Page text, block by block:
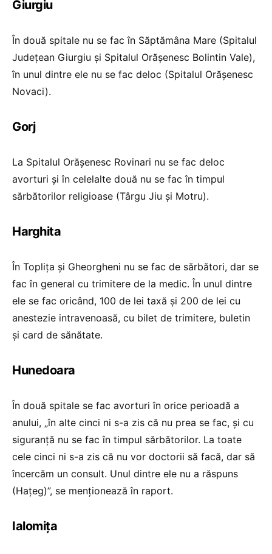
Giurgiu
În două spitale nu se fac în Săptămâna Mare (Spitalul
Județean Giurgiu și Spitalul Orășenesc Bolintin Vale),
în unul dintre ele nu se fac deloc (Spitalul Orășenesc
Novaci).
Gorj
La Spitalul Orășenesc Rovinari nu se fac deloc
avorturi și în celelalte două nu se fac în timpul
sărbătorilor religioase (Târgu Jiu și Motru).
Harghita
În Toplița și Gheorgheni nu se fac de sărbători, dar se
fac în general cu trimitere de la medic. În unul dintre
ele se fac oricând, 100 de lei taxă și 200 de lei cu
anestezie intravenoasă, cu bilet de trimitere, buletin
și card de sănătate.
Hunedoara
În două spitale se fac avorturi în orice perioadă a
anului, „în alte cinci ni s-a zis că nu prea se fac, și cu
siguranță nu se fac în timpul sărbătorilor. La toate
cele cinci ni s-a zis că nu vor doctorii să facă, dar să
încercăm un consult. Unul dintre ele nu a răspuns
(Hațeg)”, se menționează în raport.
Ialomița